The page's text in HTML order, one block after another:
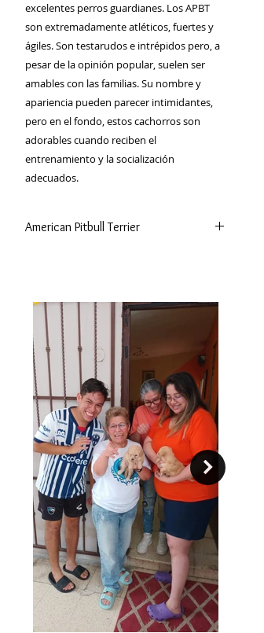
excelentes perros guardianes. Los APBT
son extremadamente atléticos, fuertes y
ágiles. Son testarudos e intrépidos pero, a
pesar de la opinión popular, suelen ser
amables con las familias. Su nombre y
apariencia pueden parecer intimidantes,
pero en el fondo, estos cachorros son
adorables cuando reciben el
entrenamiento y la socialización
adecuados.
American Pitbull Terrier
afectuosidad con la familia, la no
sociabilidad con los extraños que
considere peligrosos, la aptitud para
la guardia y la dominancia con otros
perros.